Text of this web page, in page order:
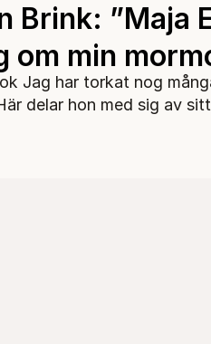
Brink: ”Maja
om min
Jag har torkat nog
delar hon med sig av